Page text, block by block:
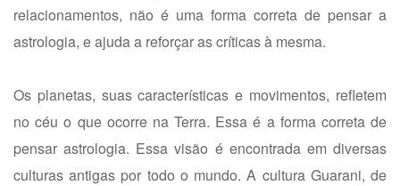
relacionamentos, não é uma forma correta de pensar a
astrologia, e ajuda a reforçar as críticas à mesma.
Os planetas, suas características e movimentos, refletem
no céu o que ocorre na Terra. Essa é a forma correta de
pensar astrologia. Essa visão é encontrada em diversas
culturas antigas por todo o mundo. A cultura Guarani, de